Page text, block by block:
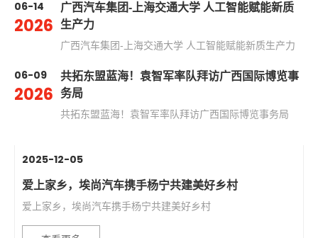
06-14
2026
广西汽车集团-上海交通大学 人工智能赋能新质
生产力
广西汽车集团-上海交通大学 人工智能赋能新质生产力
06-09
2026
共拓东盟蓝海！袁智军率队拜访广西国际博览事
务局
共拓东盟蓝海！袁智军率队拜访广西国际博览事务局
2025-12-05
爱上家乡，埃尚汽车携手杨宁共建美好乡村
爱上家乡，埃尚汽车携手杨宁共建美好乡村